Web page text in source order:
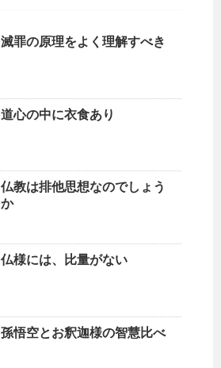
滅罪の原理をよく理解すべき
道心の中に衣食あり
仏教は排他思想なのでしょう
か
仏様には、比量がない
孫悟空とお釈迦様の智慧比べ